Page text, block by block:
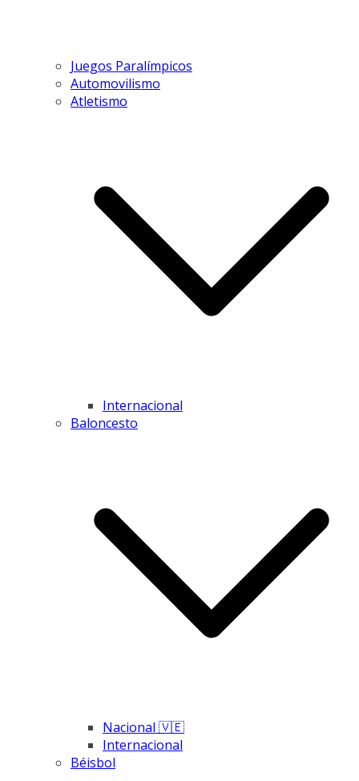
Juegos Paralímpicos
Automovilismo
Atletismo
Internacional
Baloncesto
Nacional 🇻🇪
Internacional
Béisbol